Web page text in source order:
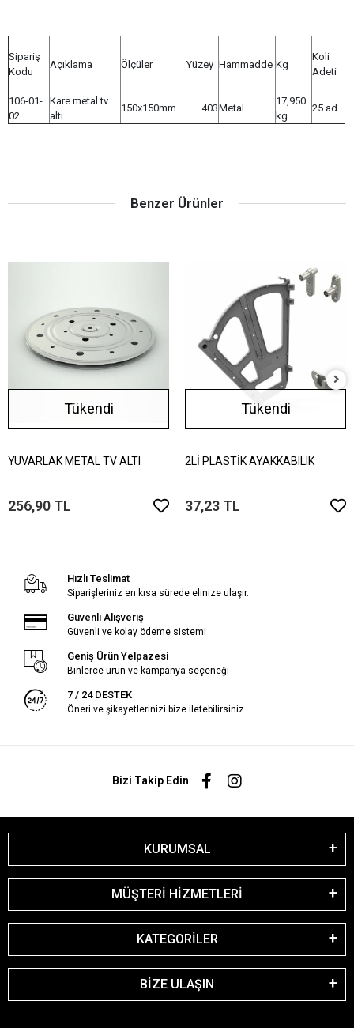
Sipariş
Kodu
Açıklama Ölçüler Yüzey Hammadde Kg
Koli
Adeti
106-01-
02
Kare metal tv
altı
150x150mm 403Metal
17,950
kg
25 ad.
Benzer Ürünler
Tükendi
YUVARLAK METAL TV ALTI
256,90 TL
Tükendi
2Lİ PLASTİK AYAKKABILIK
37,23 TL
Hızlı Teslimat
Siparişleriniz en kısa sürede elinize ulaşır.
Güvenli Alışveriş
Güvenli ve kolay ödeme sistemi
Geniş Ürün Yelpazesi
Binlerce ürün ve kampanya seçeneği
7 / 24 DESTEK
Öneri ve şikayetlerinizi bize iletebilirsiniz.
Bizi Takip Edin
KURUMSAL
MÜŞTERİ HİZMETLERİ
KATEGORİLER
BİZE ULAŞIN